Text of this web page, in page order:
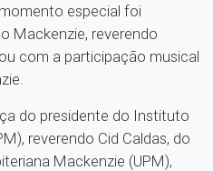
especial foi
Mackenzie, reverendo
com a participação musical
do presidente do Instituto
reverendo Cid Caldas, do
Mackenzie (UPM),